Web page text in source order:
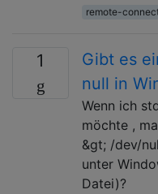
remote-
1
Gibt es
null in
Wenn ich
möchte ,
&gt; /dev/
unter
Datei)?